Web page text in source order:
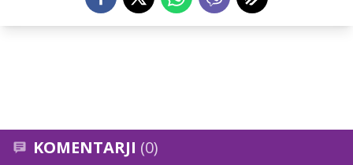
KOMENTARJI (0)